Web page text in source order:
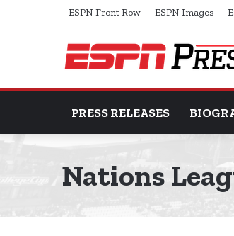
ESPN Front Row ESPN Images
PRESS RELEASES
Nations